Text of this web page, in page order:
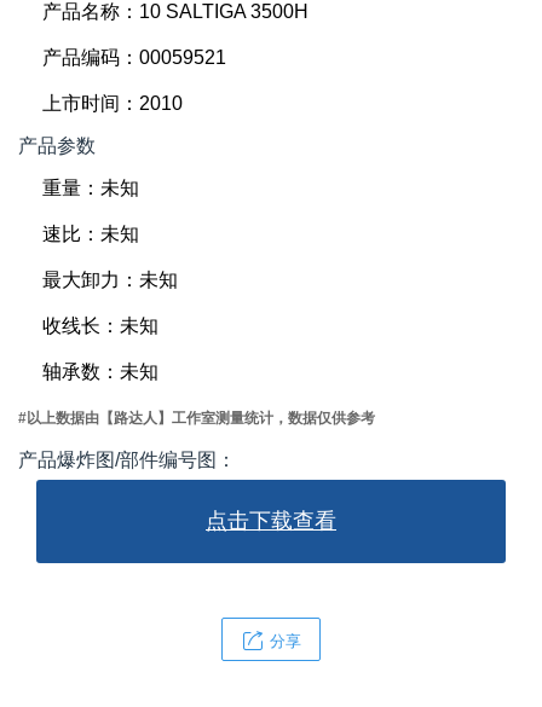
产品名称：10 SALTIGA 3500H
产品编码：00059521
上市时间：2010
产品参数
重量：未知
速比：未知
最大卸力：未知
收线长：未知
轴承数：未知
#以上数据由【路达人】工作室测量统计，数据仅供参考
产品爆炸图/部件编号图：
点击下载查看
分享